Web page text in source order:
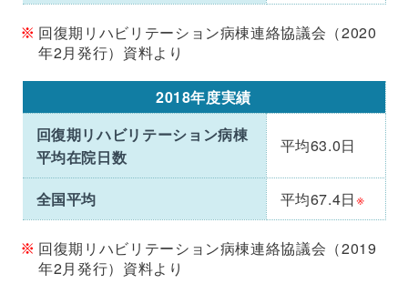
回復期リハビリテーション病棟連絡協議会（2020
年2月発行）資料より
2018年度実績
回復期リハビリテーション病棟
平均在院日数
平均63.0日
全国平均 平均67.4日※
回復期リハビリテーション病棟連絡協議会（2019
年2月発行）資料より